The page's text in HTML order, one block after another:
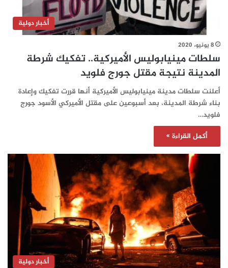
أخبار دولية
8 يونيو، 2020
سلطات مينيابوليس الأميركية.. تفكيك شرطة
المدينة نتيجة مقتل جورج فلويد
أعلنت سلطات مدينة مينيابوليس الأميركية أنها قررت تفكيك وإعادة
بناء شرطة المدينة، بعد أسبوعين على مقتل الأميركي الأسود جورج
فلويد…
أكمل القراءة »
أخبار دولية